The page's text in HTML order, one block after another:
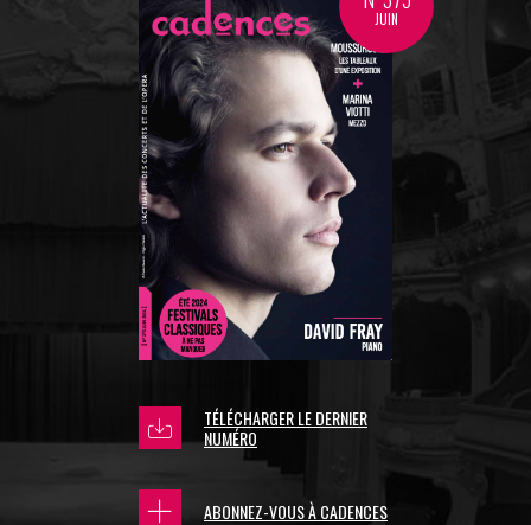
JUIN
TÉLÉCHARGER LE DERNIER
NUMÉRO
ABONNEZ-VOUS À CADENCES